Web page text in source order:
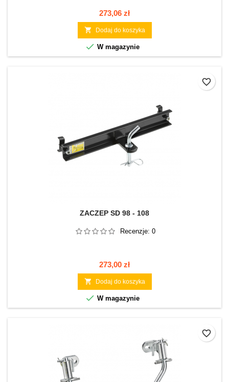
Cena
273,06 zł
 Dodaj do koszyka
 W magazynie
ZACZEP SD 98 - 108
Recenzje: 0
Cena
273,00 zł
 Dodaj do koszyka
 W magazynie
favorite_border
favorite_border